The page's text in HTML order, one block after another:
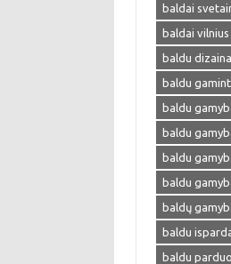
baldai
baldai vilnius
baldu
baldu
baldu
baldu
baldu
baldu
baldų
baldu
baldu